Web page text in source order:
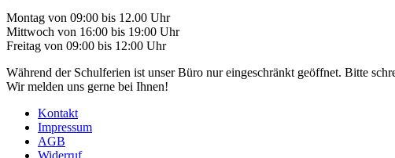
Montag von 09:00 bis 12.00 Uhr
Mittwoch von 16:00 bis 19:00 Uhr
Freitag von 09:00 bis 12:00 Uhr
Während der Schulferien ist unser Büro nur eingeschränkt geöffnet. Bitte
Wir melden uns gerne bei Ihnen!
Kontakt
Impressum
AGB
Widerruf